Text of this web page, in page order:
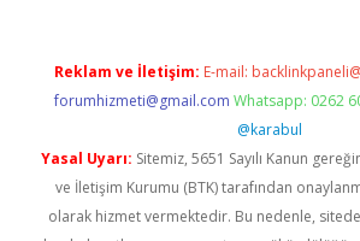
Reklam ve İletişim: E-mail:
forumhizmeti@gmail.com Whatsapp: 0262
@karabul
Yasal Uyarı: Sitemiz, 5651 Sayılı Kanun
ve İletişim Kurumu (BTK) tarafından
olarak hizmet vermektedir. Bu nedenle,